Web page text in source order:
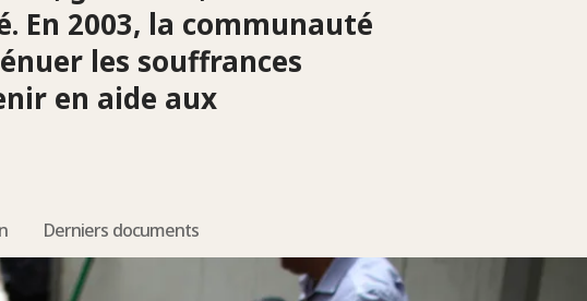
En 2003, la communauté
les souffrances
en aide aux
Derniers documents